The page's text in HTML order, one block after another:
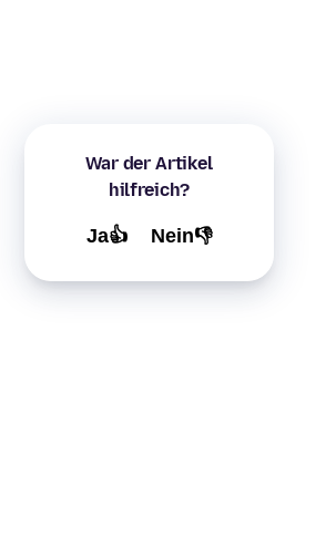
War der Artikel
hilfreich?
Ja👍 Nein👎